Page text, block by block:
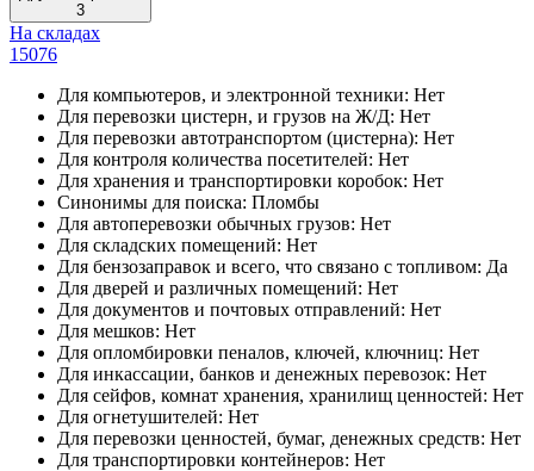
3
На складах
15076
Для компьютеров, и электронной техники: Нет
Для перевозки цистерн, и грузов на Ж/Д: Нет
Для перевозки автотранспортом (цистерна): Нет
Для контроля количества посетителей: Нет
Для хранения и транспортировки коробок: Нет
Синонимы для поиска: Пломбы
Для автоперевозки обычных грузов: Нет
Для складских помещений: Нет
Для бензозаправок и всего, что связано с топливом: Да
Для дверей и различных помещений: Нет
Для документов и почтовых отправлений: Нет
Для мешков: Нет
Для опломбировки пеналов, ключей, ключниц: Нет
Для инкассации, банков и денежных перевозок: Нет
Для сейфов, комнат хранения, хранилищ ценностей: Нет
Для огнетушителей: Нет
Для перевозки ценностей, бумаг, денежных средств: Нет
Для транспортировки контейнеров: Нет